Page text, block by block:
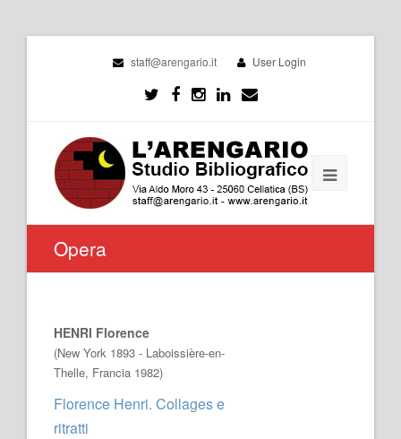
staff@arengario.it User Login
Opera
HENRI Florence
(New York 1893 - Laboissière-en-
Thelle, Francia 1982)
Florence Henri. Collages e
ritratti